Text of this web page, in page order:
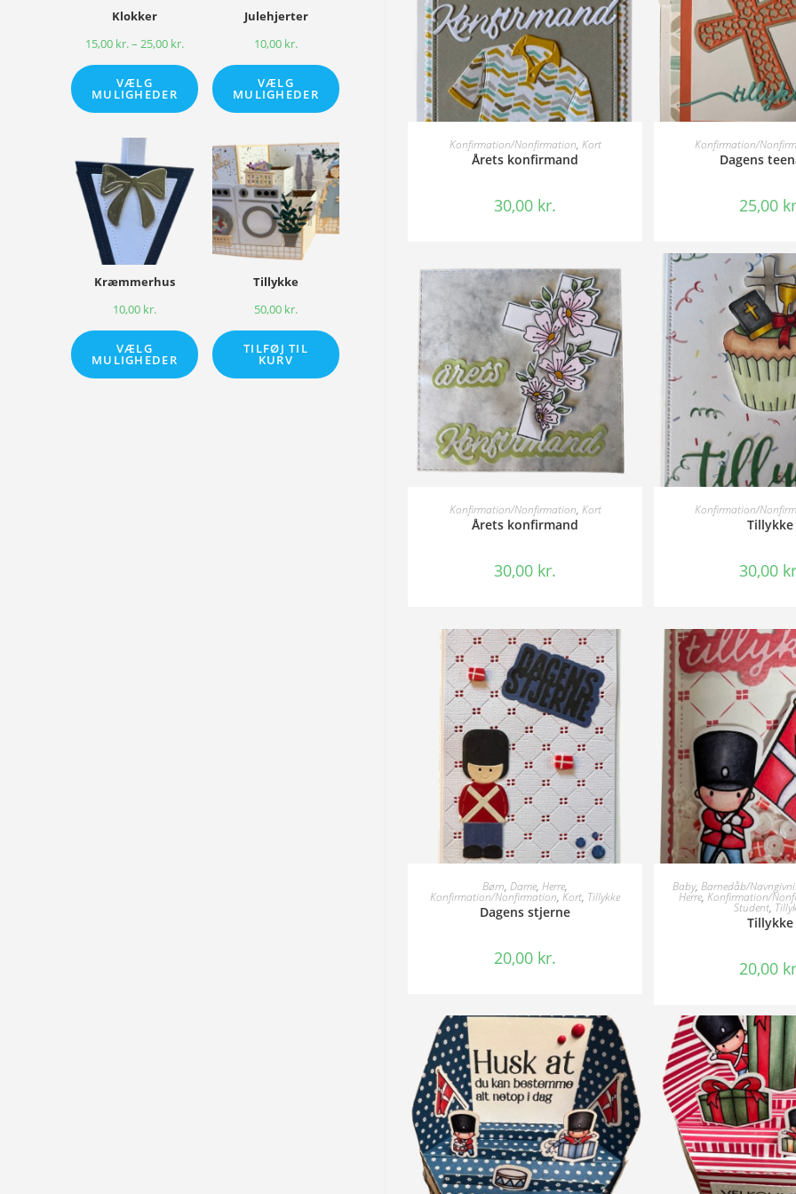
TILFØJ TIL KURV
Konfirmation/Nonfirmation, Kort
Årets konfirmand
30,00 kr.
TILFØJ TIL
Konfirmation/
Dagens
25,00
TILFØJ TIL KURV
Konfirmation/Nonfirmation, Kort
Årets konfirmand
30,00 kr.
TILFØJ TIL
Konfirmation/
Tillykke
30,00
TILFØJ TIL KURV
Børn,Dame,Herre,
Konfirmation/Nonfirmation,Kort, Tillykke
Dagens stjerne
20,00 kr.
TILFØJ TIL
Baby, Barnedåb/
Herre,Konfirmation/
Student,
Tillykke
20,00
Klokker
15,00 kr.– 25,00 kr.
VÆLG
MULIGHEDER
Julehjerter
10,00 kr.
VÆLG
MULIGHEDER
Kræmmerhus
10,00 kr.
VÆLG
MULIGHEDER
Tillykke
50,00 kr.
TILFØJ TIL
KURV